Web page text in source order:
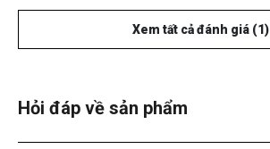
Xem tất cả đánh giá (1)
Hỏi đáp về sản phẩm